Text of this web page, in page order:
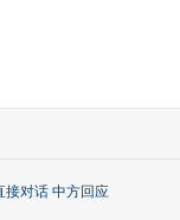
接对话 中方回应